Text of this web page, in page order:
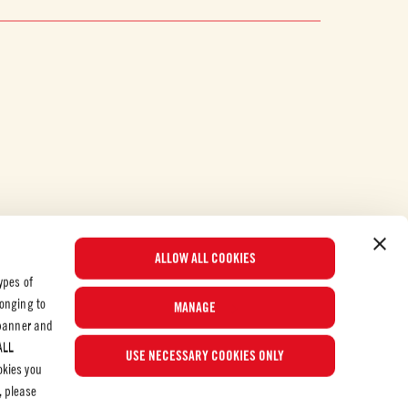
of
to
and
you
please
ALLOW ALL COOKIES
MANAGE
USE NECESSARY COOKIES ONLY
Populære oppskrifter